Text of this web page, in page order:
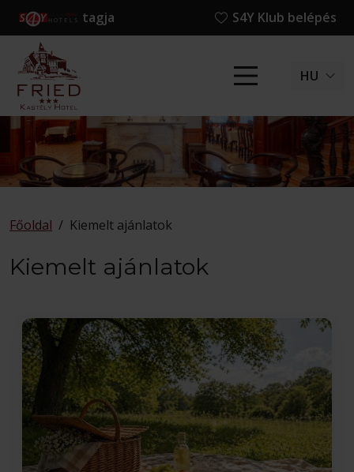
tagja S4Y Klub belépés
HU
Főoldal / Kiemelt ajánlatok
Kiemelt ajánlatok